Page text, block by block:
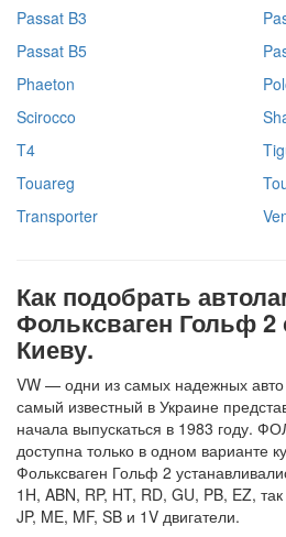
Passat B3
Passat B5
Phaeton
Scirocco
T4
Touareg
Transporter
Как подобрать
Фольксваген Гольф 2
Киеву.
VW — одни из самых надежных
самый известный в Украине
начала выпускаться в 1983 году.
доступна только в одном варианте
Фольксваген Гольф 2
1H, ABN, RP, HT, RD, GU, PB, EZ,
JP, ME, MF, SB и 1V двигатели.